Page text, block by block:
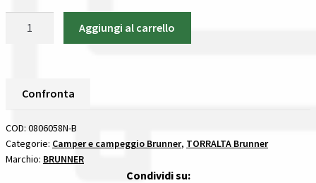
Riepilogo ordine
Spedizioni in europa
Spedizioni in italia
quantità
Aggiungi al carrello
Confronta
COD: 0806058N-B
Categorie: Camper e campeggio Brunner, TORRALTA Brunner
Marchio: BRUNNER
Condividi su: